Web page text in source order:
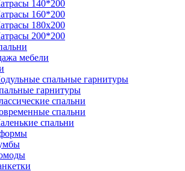
140*200
160*200
180x200
200*200
мебели
спальные гарнитуры
гарнитуры
спальни
спальни
спальни